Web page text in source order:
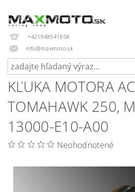
+421948541858
info@maxmoto.sk
KĽUKA MOTORA
TOMAHAWK 250,
13000-E10-A00
Neohodnotené